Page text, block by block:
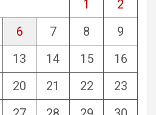
1
2
6 7 8
9
13 14 15
16
20 21 22
23